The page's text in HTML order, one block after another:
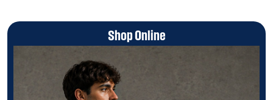
Shop Online